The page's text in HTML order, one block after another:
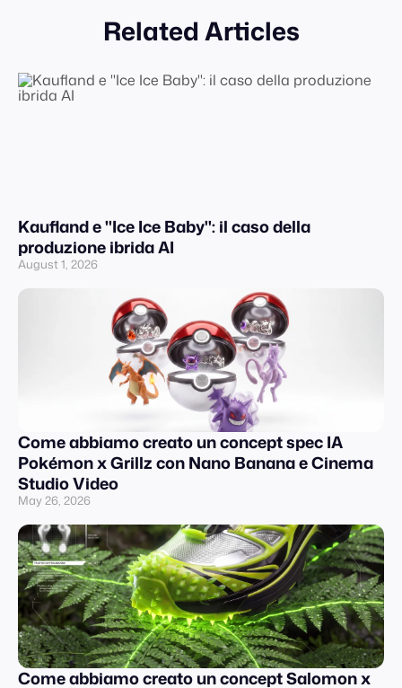
Related Articles
Kaufland e "Ice Ice Baby": il caso della
produzione ibrida AI
August 1, 2026
Come abbiamo creato un concept spec IA
Pokémon x Grillz con Nano Banana e Cinema
Studio Video
May 26, 2026
Come abbiamo creato un concept Salomon x